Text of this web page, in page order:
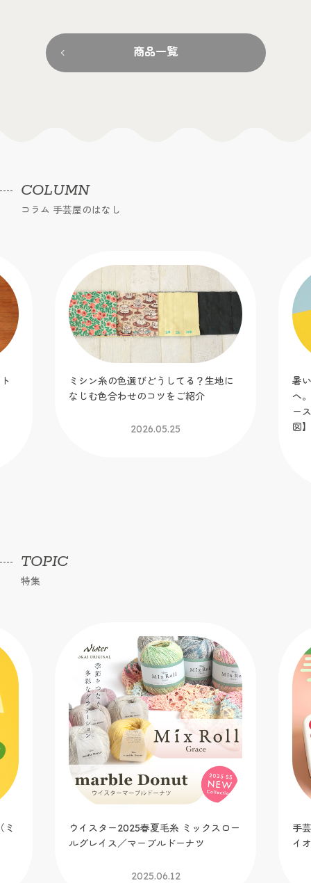
商品一覧
COLUMN
コラム 手芸屋のはなし
ミシン糸の色選びどうしてる？生地に
なじむ色合わせのコツをご紹介
2026.05.25
暑
へ
ー
図】
TOPIC
特集
ミ
ウイスター2025春夏毛糸 ミックスロー
ルグレイス／マーブルドーナツ
2025.06.12
手
イ